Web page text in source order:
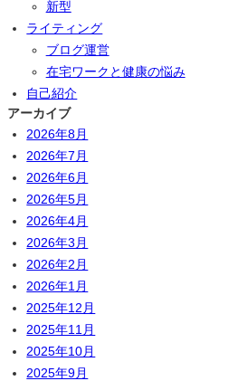
新型
ライティング
ブログ運営
在宅ワークと健康の悩み
自己紹介
アーカイブ
2026年8月
2026年7月
2026年6月
2026年5月
2026年4月
2026年3月
2026年2月
2026年1月
2025年12月
2025年11月
2025年10月
2025年9月